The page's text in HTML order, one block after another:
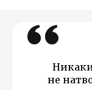
не